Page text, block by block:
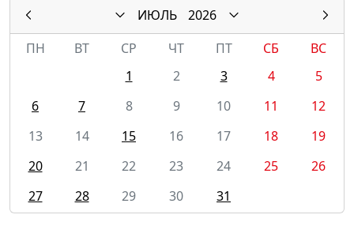
ИЮЛЬ
2026
ПН
ВТ СР ЧТ ПТ СБ
ВС
1
2 3 4
5
6
7 8 9 10 11
12
13
14 15 16 17 18
19
20
21 22 23 24 25
26
27
28 29 30 31